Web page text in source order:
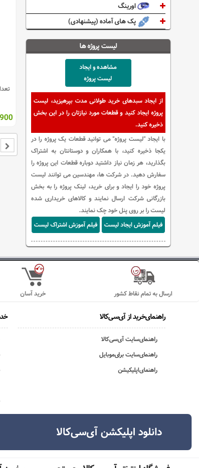
اورینگ
پک های آماده (پیشنهادی)
لیست پروژه ها
مشاهده و ایجاد
لیست پروژه
از ایجاد سبدهای خرید طولانی مدت بپرهیزید، لیست
پروژه ایجاد کنید و قطعات مورد نیازتان را در این بخش
ذخیره کنید.
با ایجاد "لیست پروژه" می توانید قطعات یک پروژه را در
یکجا ذخیره کنید، با همکاران و دوستانتان به اشتراک
بگذارید، هر زمان نیاز داشتید دوباره قطعات این پروژه را
سفارش دهید. در شرکت ها، مهندسین می توانند لیست
پروژه خود را ایجاد و برای خرید، لینک پروژه را به بخش
بازرگانی شرکت ارسال نمایند و کالاهای خریداری شده
لیست را بر روی پنل خود چک نمایند.
فیلم آموزش ایجاد لیست
فیلم آموزش اشتراک لیست
خرید آسان ارسال به تمام نقاط کشور
راهنمای‌خرید از آی‌سی‌کالا
راهنمای‌سایت آی‌سی‌کالا
راهنمای‌سایت برای‌موبایل
راهنمای‌اپلیکیشن
دانلود اپلیکشن آی‌سی‌کالا